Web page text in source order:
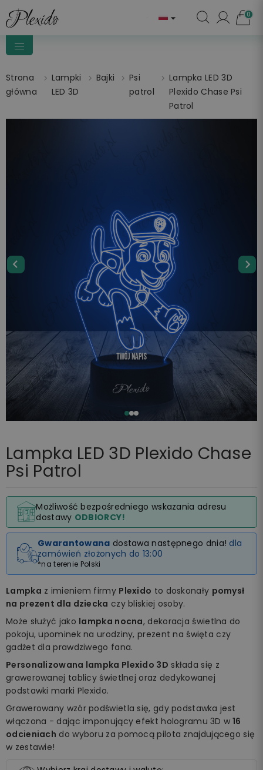
 0
Strona
główna
Lampki
LED 3D
Bajki
Psi
patrol
Lampka LED 3D
Plexido Chase Psi
Patrol
Lampka LED 3D Plexido Chase
Psi Patrol
Możliwość bezpośredniego wskazania adresu
dostawy ODBIORCY!
Gwarantowana dostawa następnego dnia! dla
zamówień złożonych do 13:00
*na terenie Polski
Lampka z imieniem firmy Plexido to doskonały pomysł
na prezent dla dziecka czy bliskiej osoby.
Może służyć jako lampka nocna, dekoracja świetlna do
pokoju, upominek na urodziny, prezent na święta czy
gadżet dla prawdziwego fana.
Personalizowana lampka Plexido 3D składa się z
grawerowanej tablicy świetlnej oraz dedykowanej
podstawki marki Plexido.
Grawerowany wzór podświetla się, gdy podstawka jest
włączona - dając imponujący efekt hologramu 3D w 16
odcieniach do wyboru za pomocą pilota znajdującego się
w zestawie!